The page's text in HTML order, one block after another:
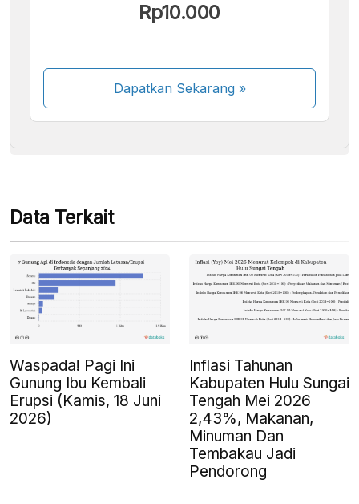
Rp10.000
Dapatkan Sekarang»
Beberapa metode pembayaran masih dalam
Data Terkait
Waspada! Pagi Ini
Gunung Ibu Kembali
Erupsi (Kamis, 18 Juni
2026)
Inflasi Tahunan
Kabupaten Hulu Sungai
Tengah Mei 2026
2,43%, Makanan,
Minuman Dan
Tembakau Jadi
Pendorong